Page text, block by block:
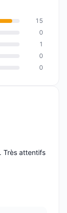
15
0
1
0
0
Très attentifs